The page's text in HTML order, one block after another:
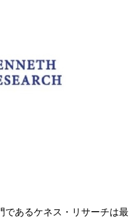
であるケネス・リサーチは最